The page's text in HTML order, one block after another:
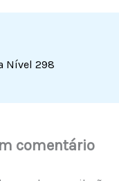
Nível 298
comentário